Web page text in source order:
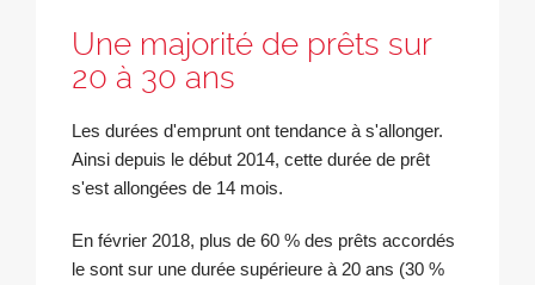
Une majorité de prêts sur
20 à 30 ans
Les durées d'emprunt ont tendance à s'allonger.
Ainsi depuis le début 2014, cette durée de prêt
s'est allongées de 14 mois.
En février 2018, plus de 60 % des prêts accordés
le sont sur une durée supérieure à 20 ans (30 %